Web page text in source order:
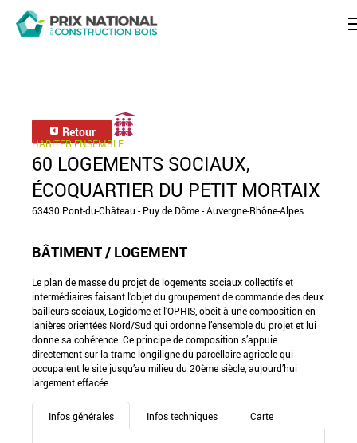
Retour
HABITER ENSEMBLE
60 LOGEMENTS SOCIAUX,
ÉCOQUARTIER DU PETIT MORTAIX
63430 Pont-du-Château - Puy de Dôme - Auvergne-Rhône-Alpes
BÂTIMENT / LOGEMENT
Le plan de masse du projet de logements sociaux collectifs et
intermédiaires faisant l’objet du groupement de commande des deux
bailleurs sociaux, Logidôme et l’OPHIS, obéit à une composition en
lanières orientées Nord/Sud qui ordonne l’ensemble du projet et lui
donne sa cohérence. Ce principe de composition s’appuie
directement sur la trame longiligne du parcellaire agricole qui
occupaient le site jusqu’au milieu du 20ème siècle, aujourd’hui
largement effacée.
Infos générales Infos techniques Carte